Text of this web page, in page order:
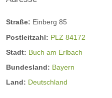
Straße: Einberg 85
Postleitzahl: PLZ 84172
Stadt: Buch am Erlbach
Bundesland: Bayern
Land: Deutschland